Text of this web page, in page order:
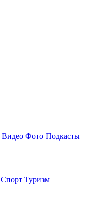
Видео Фото Подкасты
Спорт Туризм